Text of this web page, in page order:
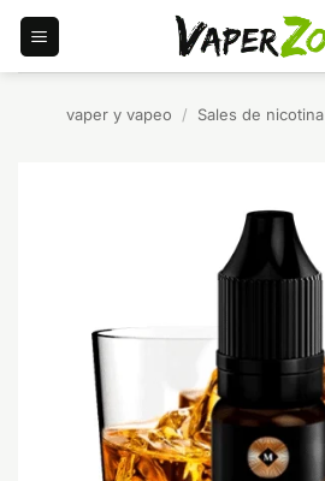
Saltar
contenido
vaper y vapeo / Sales de nicotina